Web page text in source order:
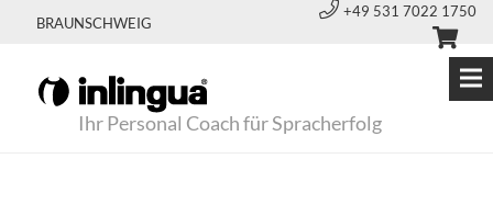
BRAUNSCHWEIG
+49 531 7022 1750
Ihr Personal Coach für Spracherfolg